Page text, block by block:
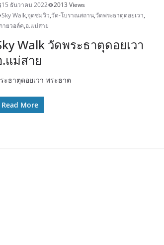
15 ธันวาคม 2022
2013 Views
Sky Walk,จุดชมวิว,วัด-โบราณสถาน,วัดพระธาตุดอยเวา,
ายวอล์ค,อ.แม่สาย
Walk วัดพระธาตุดอยเวา
.แม่สาย
ะธาตุดอยเวา พระธาต
Read More